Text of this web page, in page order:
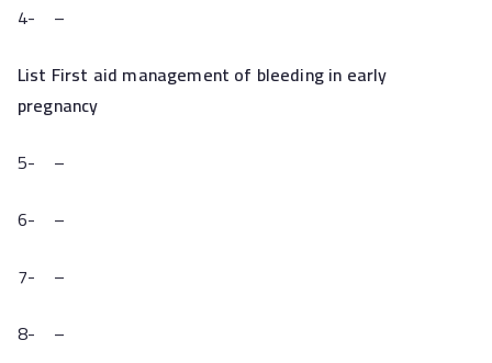
4- –
List First aid management of bleeding in early
pregnancy
5- –
6- –
7- –
8- –